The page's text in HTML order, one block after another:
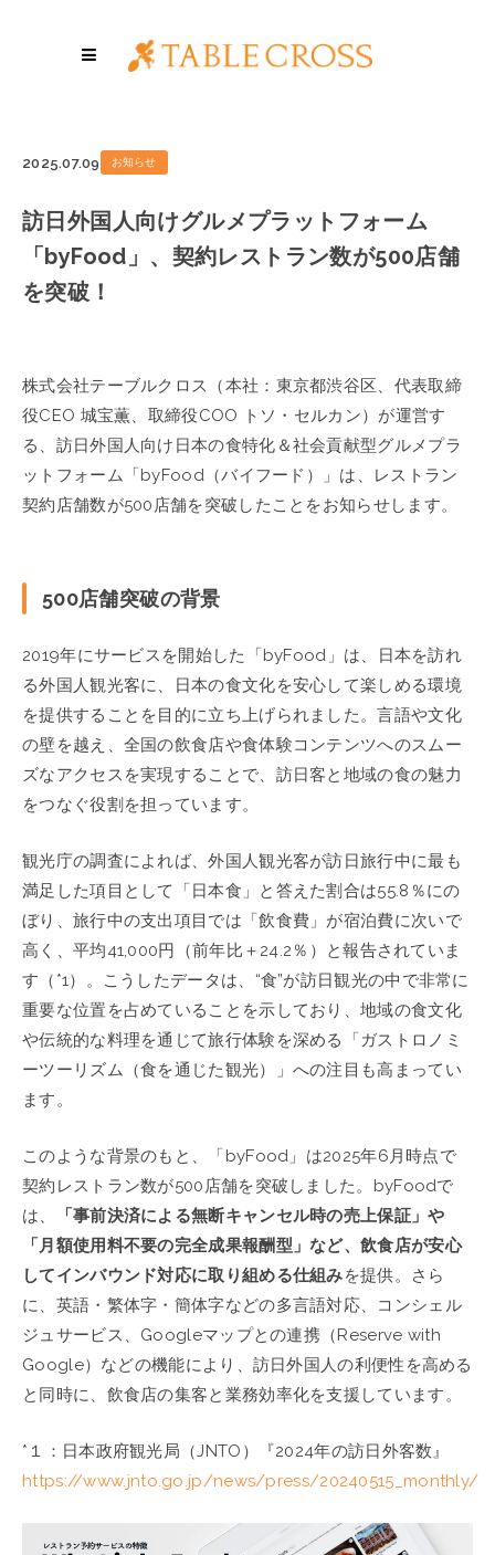
2025.07.09 お知らせ
訪日外国人向けグルメプラットフォーム
「byFood」、契約レストラン数が500店舗
を突破！
株式会社テーブルクロス（本社：東京都渋谷区、代表取締
役CEO 城宝薫、取締役COO トソ・セルカン）が運営す
る、訪日外国人向け日本の食特化＆社会貢献型グルメプラ
ットフォーム「byFood（バイフード）」は、レストラン
契約店舗数が500店舗を突破したことをお知らせします。
500店舗突破の背景
2019年にサービスを開始した「byFood」は、日本を訪れ
る外国人観光客に、日本の食文化を安心して楽しめる環境
を提供することを目的に立ち上げられました。言語や文化
の壁を越え、全国の飲食店や食体験コンテンツへのスムー
ズなアクセスを実現することで、訪日客と地域の食の魅力
をつなぐ役割を担っています。
観光庁の調査によれば、外国人観光客が訪日旅行中に最も
満足した項目として「日本食」と答えた割合は55.8％にの
ぼり、旅行中の支出項目では「飲食費」が宿泊費に次いで
高く、平均41,000円（前年比＋24.2％）と報告されていま
す（*1）。こうしたデータは、“食”が訪日観光の中で非常に
重要な位置を占めていることを示しており、地域の食文化
や伝統的な料理を通じて旅行体験を深める「ガストロノミ
ーツーリズム（食を通じた観光）」への注目も高まってい
ます。
このような背景のもと、「byFood」は2025年6月時点で
契約レストラン数が500店舗を突破しました。byFoodで
は、
「事前決済による無断キャンセル時の売上保証」や
「月額使用料不要の完全成果報酬型」など、飲食店が安心
してインバウンド対応に取り組める仕組みを提供。さら
に、英語・繁体字・簡体字などの多言語対応、コンシェル
ジュサービス、Googleマップとの連携（Reserve with
Google）などの機能により、訪日外国人の利便性を高める
と同時に、飲食店の集客と業務効率化を支援しています。
*１：日本政府観光局（JNTO）『2024年の訪日外客数』
https://www.jnto.go.jp/news/press/20240515_monthly/